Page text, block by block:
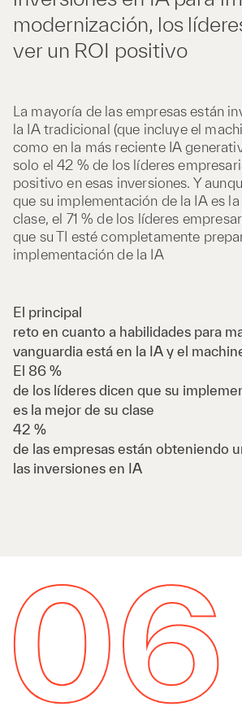
modernización, los
ver un ROI positivo
La mayoría de las empresas están
la IA tradicional (que incluye el
como en la más reciente IA
solo el 42 % de los líderes
positivo en esas inversiones. Y
que su implementación de la IA es
clase, el 71 % de los líderes
que su TI esté completamente
implementación de la IA
El principal
reto en cuanto a habilidades para
vanguardia está en la IA y el
El 86 %
de los líderes dicen que su
es la mejor de su clase
42 %
de las empresas están obteniendo
las inversiones en IA